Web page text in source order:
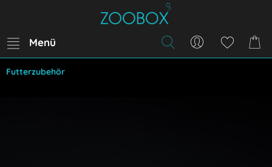
Menü
Futterzubehör